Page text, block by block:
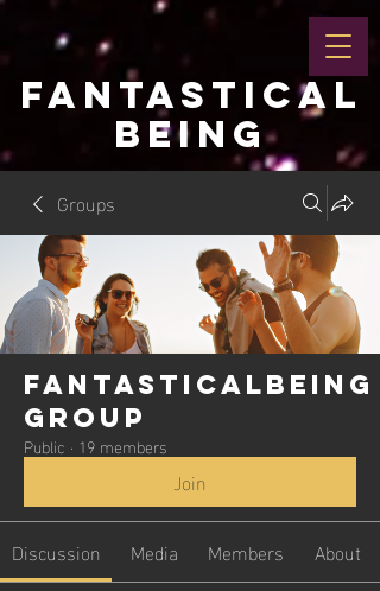
FANTASTICAL
BEING
Groups
Fantasticalbeing
Group
Public · 19 members
Join
Discussion Media Members
About